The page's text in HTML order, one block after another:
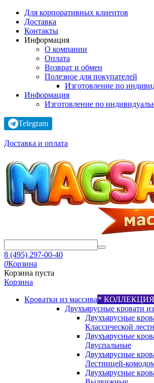
Для корпоративных клиентов
Доставка
Контакты
Информация
О компании
Оплата
Возврат и обмен
Полезное для покупателей
Изготовление по
Информация
Изготовление по
Telegram
Доставка и оплата
8 (495) 297-00-40
0Корзина
Корзина пуста
Корзина
Кроватки из массива*
Двухъярусные кровати
Двухъярусные
Классической
Двухъярусные
Двуспальные
Двухъярусные
Лестницей-
Двухъярусные